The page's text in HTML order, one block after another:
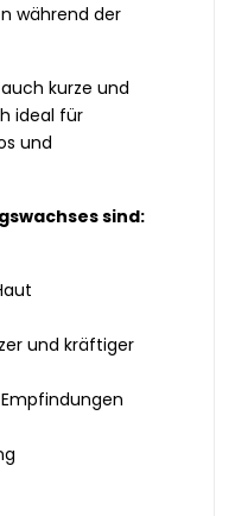
während der
kurze und
ideal für
und
sind:
und kräftiger